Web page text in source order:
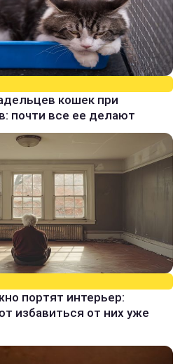
кошек при
почти все ее делают
портят интерьер:
избавиться от них уже